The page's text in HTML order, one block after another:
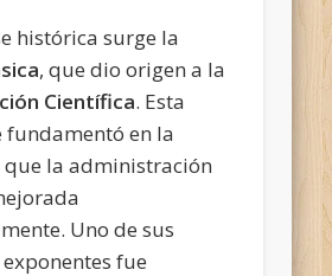
histórica surge la
, que dio origen a la
Científica. Esta
fundamentó en la
que la administración
Uno de sus
fue